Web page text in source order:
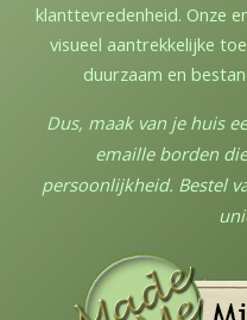
klanttevredenheid. Onze
visueel aantrekkelijke
duurzaam en
Dus, maak van je huis
emaille borden
persoonlijkheid. Bestel